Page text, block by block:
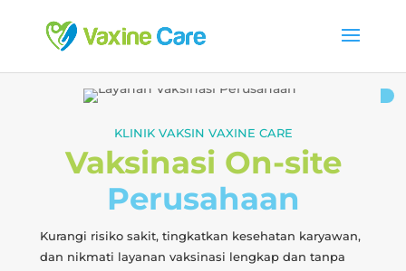
KLINIK VAKSIN VAXINE CARE
Vaksinasi On-site
Perusahaan
Kurangi risiko sakit, tingkatkan kesehatan karyawan,
dan nikmati layanan vaksinasi lengkap dan tanpa